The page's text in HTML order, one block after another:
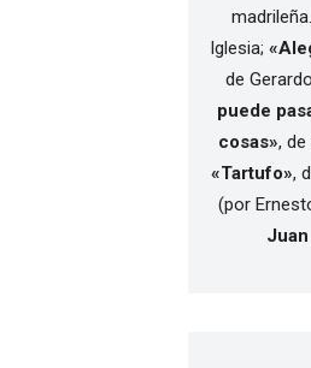
Iglesia;
de
puede
cosas»,
«Tartufo»,
(por